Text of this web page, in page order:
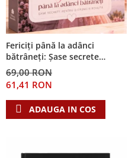
Fericiți până la adânci
bătrâneți: Șase secrete
pentru o căsnicie reușită
69,00 RON
61,41 RON
ADAUGA IN COS